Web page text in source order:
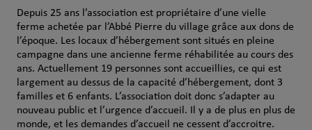
Depuis 25 ans l’association est propriétaire d’une vielle
ferme achetée par l’Abbé Pierre du village grâce aux dons de
l’époque. Les locaux d’hébergement sont situés en pleine
campagne dans une ancienne ferme réhabilitée au cours des
ans. Actuellement 19 personnes sont accueillies, ce qui est
largement au dessus de la capacité d’hébergement, dont 3
familles et 6 enfants. L’association doit donc s’adapter au
nouveau public et l’urgence d’accueil. Il y a de plus en plus de
monde, et les demandes d’accueil ne cessent d’accroitre.